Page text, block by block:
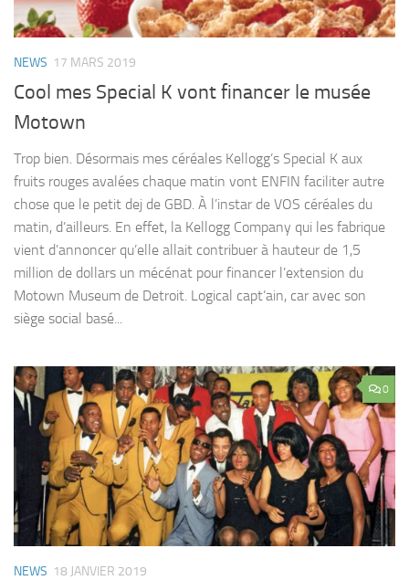
NEWS 17 MARS 2019
Cool mes Special K vont financer le musée
Motown
Trop bien. Désormais mes céréales Kellogg’s Special K aux
fruits rouges avalées chaque matin vont ENFIN faciliter autre
chose que le petit dej de GBD. À l’instar de VOS céréales du
matin, d’ailleurs. En effet, la Kellogg Company qui les fabrique
vient d’annoncer qu’elle allait contribuer à hauteur de 1,5
million de dollars un mécénat pour financer l’extension du
Motown Museum de Detroit. Logical capt’ain, car avec son
siège social basé...
0
NEWS 18 JANVIER 2019